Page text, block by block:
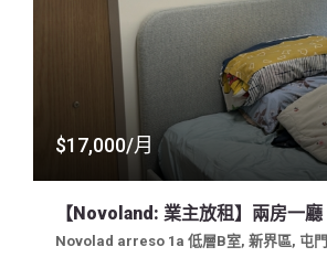
$17,000/月
Novolad arreso 1a 低層B室, 新界區, 屯門